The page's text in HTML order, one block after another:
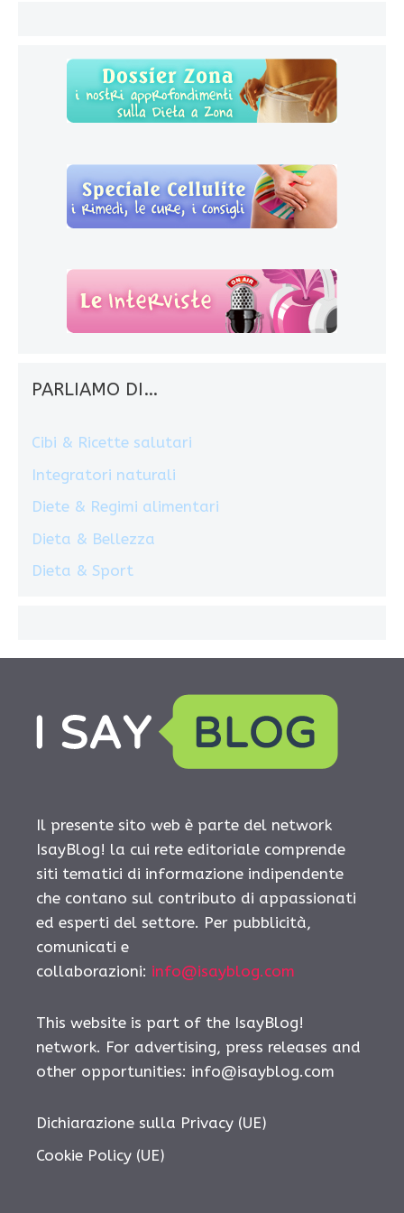
PARLIAMO DI…
Cibi & Ricette salutari
Integratori naturali
Diete & Regimi alimentari
Dieta & Bellezza
Dieta & Sport
Il presente sito web è parte del network
IsayBlog! la cui rete editoriale comprende
siti tematici di informazione indipendente
che contano sul contributo di appassionati
ed esperti del settore. Per pubblicità,
comunicati e
collaborazioni: info@isayblog.com
This website is part of the IsayBlog!
network. For advertising, press releases and
other opportunities: info@isayblog.com
Dichiarazione sulla Privacy (UE)
Cookie Policy (UE)